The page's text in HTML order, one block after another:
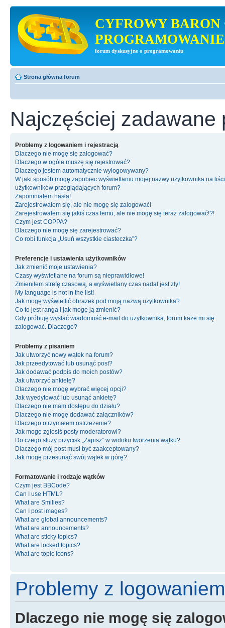
CYFROWY BARON
PROGRAMOWANIE
forum dyskusyjne o programowaniu
Strona główna forum
Najczęściej zadawane
Problemy z logowaniem i rejestracją
Dlaczego nie mogę się zalogować?
Dlaczego w ogóle muszę się rejestrować?
Dlaczego jestem automatycznie wylogowywany?
W jaki sposób mogę zapobiec wyświetlaniu mojej nazwy użytkownika na
użytkowników przeglądających forum?
Zapomniałem hasła!
Zarejestrowałem się, ale nie mogę się zalogować!
Zarejestrowałem się jakiś czas temu, ale nie mogę się teraz zalogować!?!
Czym jest COPPA?
Dlaczego nie mogę się zarejestrować?
Co robi funkcja „Usuń wszystkie ciasteczka”?
Preferencje i ustawienia użytkowników
Jak zmienić moje ustawienia?
Czasy wyświetlane na forum są nieprawidłowe!
Zmieniłem strefę czasową, a wyświetlany czas nadal jest zły!
My language is not in the list!
Jak mogę wyświetlić obrazek pod moją nazwą użytkownika?
Co to jest ranga i jak mogę ją zmienić?
Gdy próbuję wysłać wiadomość e-mail do użytkownika, forum każe mi się
zalogować. Dlaczego?
Problemy z pisaniem
Jak utworzyć nowy wątek na forum?
Jak przeedytować lub usunąć post?
Jak dodawać podpis do moich postów?
Jak utworzyć ankietę?
Dlaczego nie mogę wybrać więcej opcji?
Jak wyedytować lub usunąć ankietę?
Dlaczego nie mam dostępu do działu?
Dlaczego nie mogę dodawać załączników?
Dlaczego otrzymałem ostrzeżenie?
Jak mogę zgłosiś posty moderatorowi?
Do czego służy przycisk „Zapisz” w widoku tworzenia wątku?
Dlaczego mój post musi być zaakceptowany?
Jak mogę przesunąć swój wątek w górę?
Formatowanie i rodzaje wątków
Czym jest BBCode?
Can I use HTML?
What are Smilies?
Can I post images?
What are global announcements?
What are announcements?
What are sticky topics?
What are locked topics?
What are topic icons?
Problemy z
Dlaczego nie mogę się